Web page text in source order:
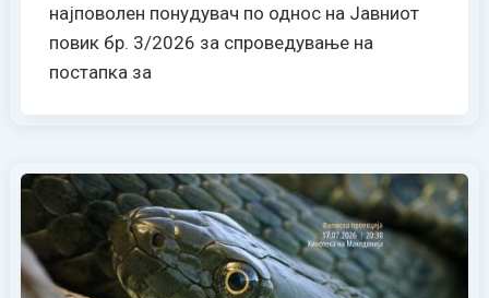
најповолен понудувач по однос на Јавниот
повик бр. 3/2026 за спроведување на
постапка за